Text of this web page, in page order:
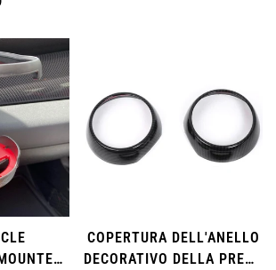
COPERTURA DELL'ANELLO
DECORATIVO DELLA PRESA